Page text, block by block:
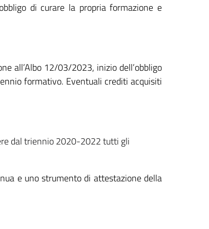
di curare la propria formazione e
all’Albo 12/03/2023, inizio dell’obbligo
formativo. Eventuali crediti acquisiti
dal triennio 2020-2022 tutti gli
e uno strumento di attestazione della